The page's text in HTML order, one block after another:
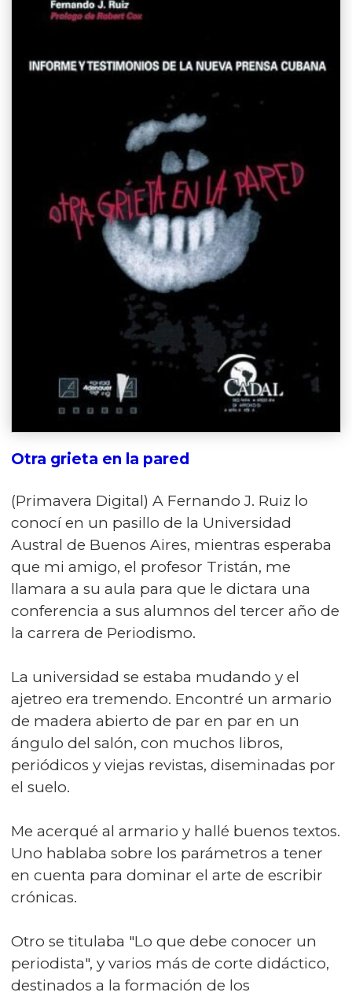
Otra grieta en la pared
(Primavera Digital) A Fernando J. Ruiz lo
conocí en un pasillo de la Universidad
Austral de Buenos Aires, mientras esperaba
que mi amigo, el profesor Tristán, me
llamara a su aula para que le dictara una
conferencia a sus alumnos del tercer año de
la carrera de Periodismo.
La universidad se estaba mudando y el
ajetreo era tremendo. Encontré un armario
de madera abierto de par en par en un
ángulo del salón, con muchos libros,
periódicos y viejas revistas, diseminadas por
el suelo.
Me acerqué al armario y hallé buenos textos.
Uno hablaba sobre los parámetros a tener
en cuenta para dominar el arte de escribir
crónicas.
Otro se titulaba "Lo que debe conocer un
periodista", y varios más de corte didáctico,
destinados a la formación de los